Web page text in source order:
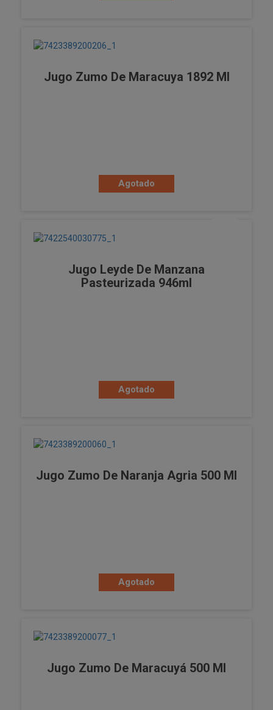
Jugo Zumo De Maracuya 1892 Ml
Agotado
Jugo Leyde De Manzana
Pasteurizada 946ml
Agotado
Jugo Zumo De Naranja Agria 500 Ml
Agotado
Jugo Zumo De Maracuyá 500 Ml